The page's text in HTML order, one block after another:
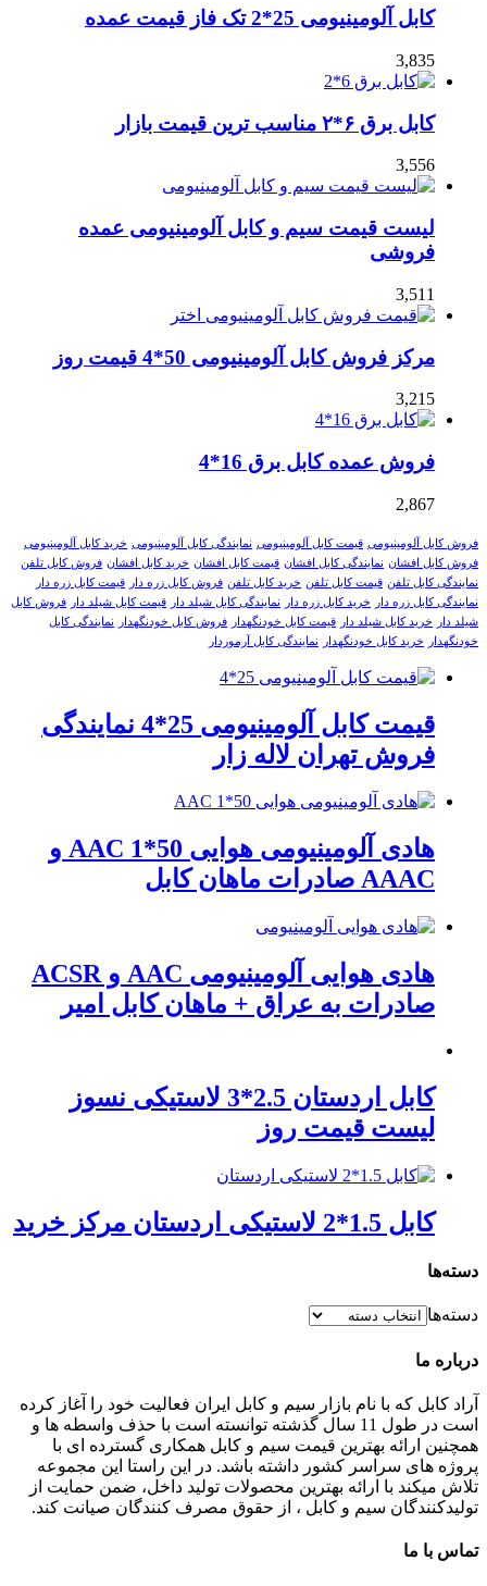
کابل آلومینیومی 25*2 تک فاز قیمت عمده
3,835
کابل برق ۶*۲ مناسب ترین قیمت بازار
3,556
لیست قیمت سیم و کابل آلومینیومی عمده
فروشی
3,511
مرکز فروش کابل آلومینیومی 50*4 قیمت روز
3,215
فروش عمده کابل برق 16*4
2,867
فروش کابل آلومینیومی قیمت کابل آلومینیومی نمایندگی کابل آلومینیومی خرید کابل آلومینیومی
فروش کابل افشان نمایندگی کابل افشان قیمت کابل افشان خرید کابل افشان فروش کابل تلفن
نمایندگی کابل تلفن قیمت کابل تلفن خرید کابل تلفن فروش کابل زره دار
قیمت کابل زره دار
نمایندگی کابل زره دار
خرید کابل زره دار نمایندگی کابل شیلد دار قیمت کابل شیلد دار
فروش کابل
شیلد دار
خرید کابل شیلد دار قیمت کابل خودنگهدار فروش کابل خودنگهدار
نمایندگی کابل
خودنگهدار
خرید کابل خودنگهدار نمایندگی کابل آرموردار
قیمت کابل آلومینیومی 25*4 نمایندگی
فروش تهران لاله زار
هادی آلومینیومی هوایی 50*1 AAC و
AAAC صادرات ماهان کابل
هادی هوایی آلومینیومی AAC و ACSR
صادرات به عراق + ماهان کابل امیر
کابل اردستان 2.5*3 لاستیکی نسوز
لیست قیمت روز
کابل 1.5*2 لاستیکی اردستان مرکز خرید
دسته‌ها
دسته‌ها
درباره ما
آراد کابل که با نام بازار سیم و کابل ایران فعالیت خود را آغاز کرده
است در طول 11 سال گذشته توانسته است با حذف واسطه ها و
همچنین ارائه بهترین قیمت سیم و کابل همکاری گسترده ای با
پروژه های سراسر کشور داشته باشد. در این راستا این مجموعه
تلاش میکند با ارائه بهترین محصولات تولید داخل، ضمن حمایت از
تولیدکنندگان سیم و کابل ، از حقوق مصرف کنندگان صیانت کند.
تماس با ما